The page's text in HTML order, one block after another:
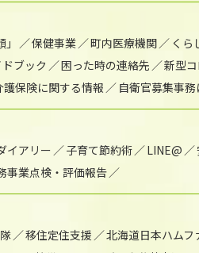
保健事業 町内医療機関 くら
ブック 困った時の連絡先
新型
護保険に関する情報 自衛官募集事
イアリー 子育て節約術 LINE@
事業点検・評価報告
移住定住支援 北海道日本ハムフ